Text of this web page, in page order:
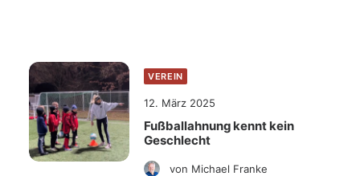
VEREIN
12. März 2025
Fußballahnung kennt kein
Geschlecht
von Michael Franke